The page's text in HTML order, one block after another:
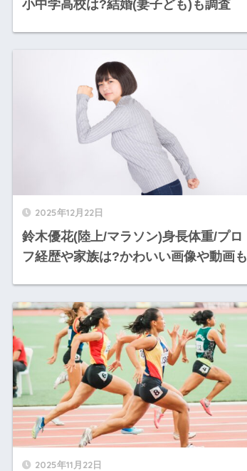
小中学高校は?結婚(妻子ども)も調査
2025年12月22日
鈴木優花(陸上/マラソン)身長体重/プロ
フ経歴や家族は?かわいい画像や動画も
2025年11月22日